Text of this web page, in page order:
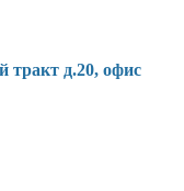
тракт д.20, офис